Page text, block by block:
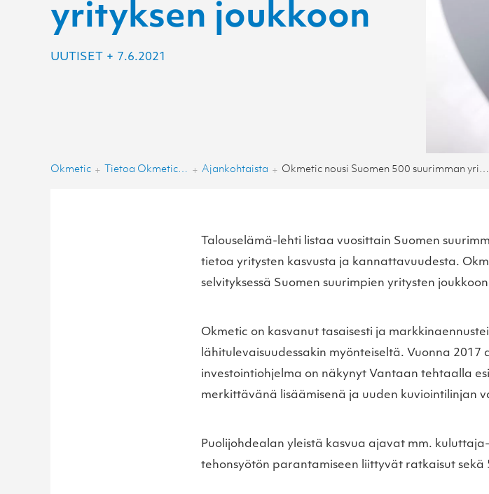
yrityksen joukkoon
UUTISET + 7.6.2021
Okmetic + Tietoa Okmeticista + Ajankohtaista + Okmetic nousi Suomen 500 suurimman yrityksen joukkoon
Talouselämä-lehti listaa vuosittain Suomen
tietoa yritysten kasvusta ja kannattavuudesta.
selvityksessä Suomen suurimpien yritysten
Okmetic on kasvanut tasaisesti ja
lähitulevaisuudessakin myönteiseltä. Vuonna
investointiohjelma on näkynyt Vantaan tehtaalla
merkittävänä lisäämisenä ja uuden kuviointilinjan
Puolijohdealan yleistä kasvua ajavat mm.
tehonsyötön parantamiseen liittyvät ratkaisut sekä